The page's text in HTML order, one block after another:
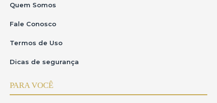
Quem Somos
Fale Conosco
Termos de Uso
Dicas de segurança
PARA VOCÊ